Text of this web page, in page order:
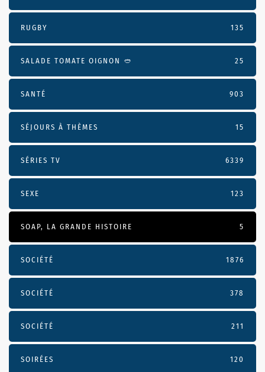
RUGBY 135
SALADE TOMATE OIGNON 🥙 25
SANTÉ 903
SÉJOURS À THÈMES 15
SÉRIES TV 6339
SEXE 123
SOAP, LA GRANDE HISTOIRE 5
SOCIÉTÉ 1876
SOCIÉTÉ 378
SOCIÉTÉ 211
SOIRÉES 120